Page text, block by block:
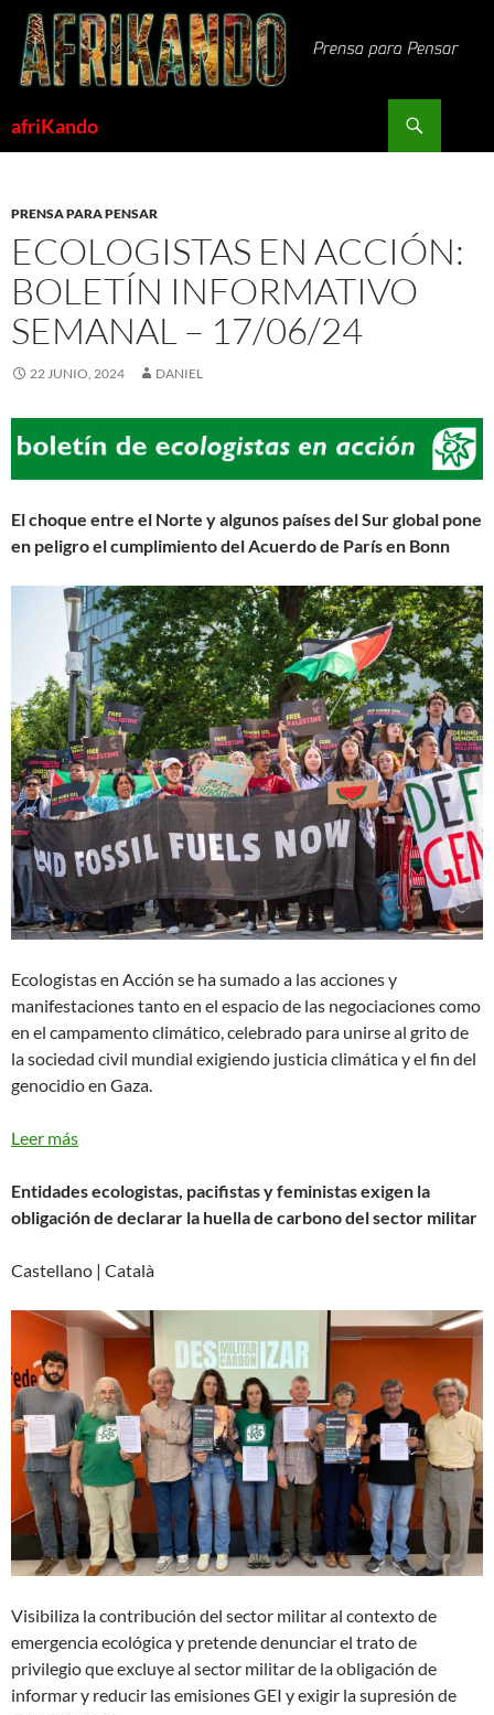
Saltar
contenido
afriKando
PRENSA PARA PENSAR
ECOLOGISTAS EN ACCIÓN:
BOLETÍN INFORMATIVO
SEMANAL – 17/06/24
22 JUNIO, 2024 DANIEL
El choque entre el Norte y algunos países del Sur global pone
en peligro el cumplimiento del Acuerdo de París en Bonn
Ecologistas en Acción se ha sumado a las acciones y
manifestaciones tanto en el espacio de las negociaciones como
en el campamento climático, celebrado para unirse al grito de
la sociedad civil mundial exigiendo justicia climática y el fin del
genocidio en Gaza.
Leer más
Entidades ecologistas, pacifistas y feministas exigen la
obligación de declarar la huella de carbono del sector militar
Castellano | Català
Visibiliza la contribución del sector militar al contexto de
emergencia ecológica y pretende denunciar el trato de
privilegio que excluye al sector militar de la obligación de
informar y reducir las emisiones GEI y exigir la supresión de